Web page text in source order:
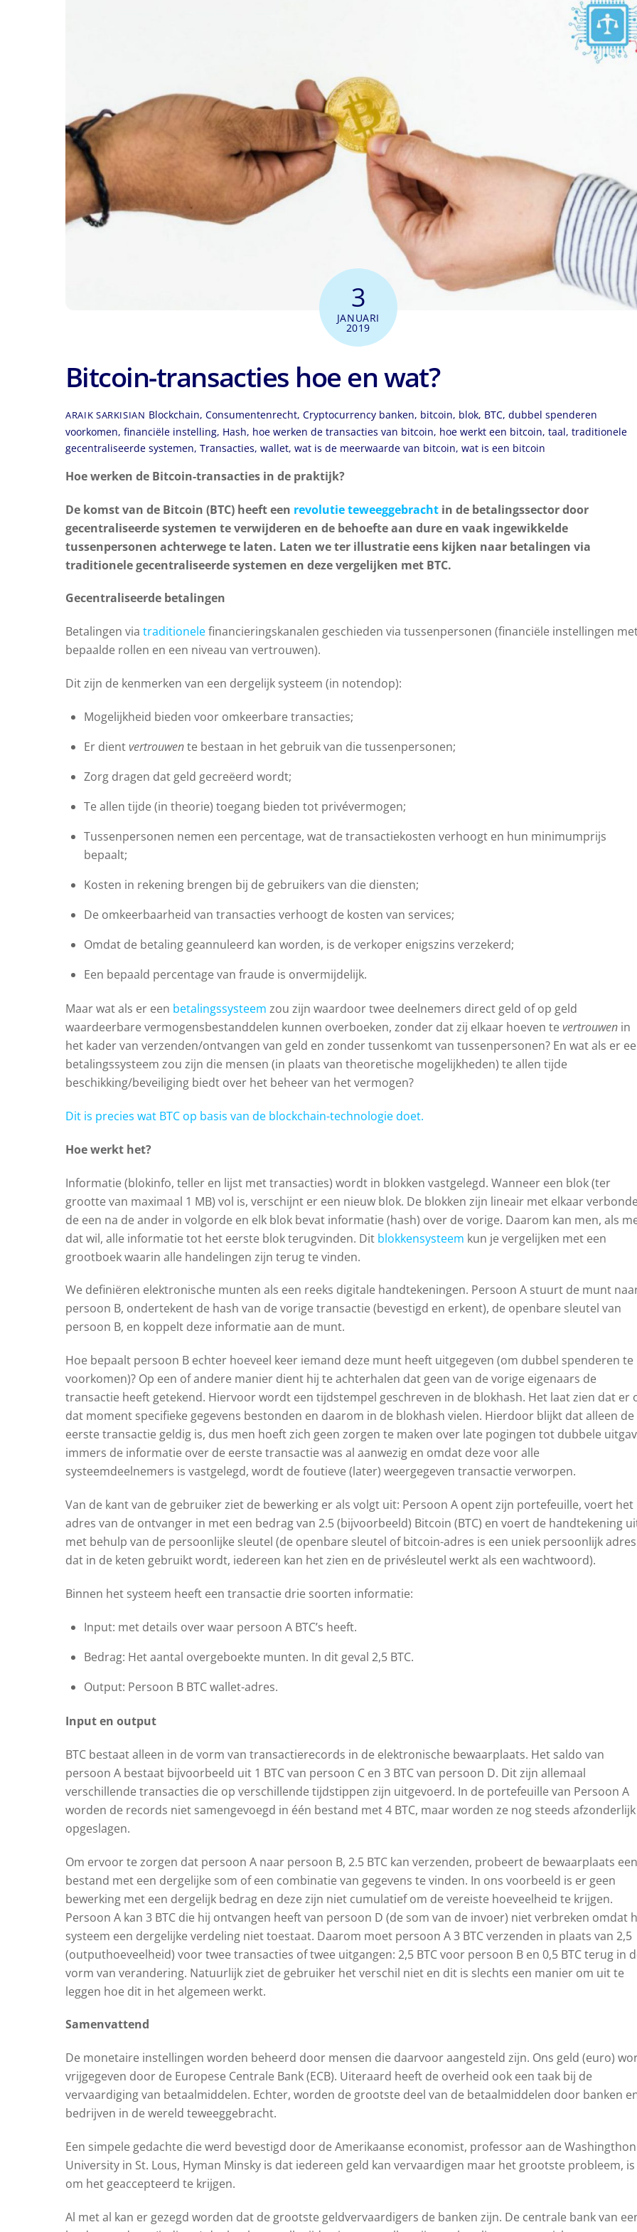
3
JANUARI
2019
Bitcoin-transacties hoe en wat?
ARAIK SARKISIAN Blockchain, Consumentenrecht, Cryptocurrency banken, bitcoin, blok, BTC, dubbel spenderen
voorkomen, financiële instelling, Hash, hoe werken de transacties van bitcoin, hoe werkt een bitcoin, taal, traditionele
gecentraliseerde systemen, Transacties, wallet, wat is de meerwaarde van bitcoin, wat is een bitcoin
Hoe werken de Bitcoin-transacties in de praktijk?
De komst van de Bitcoin (BTC) heeft een revolutie teweeggebracht in de betalingssector door
gecentraliseerde systemen te verwijderen en de behoefte aan dure en vaak ingewikkelde
tussenpersonen achterwege te laten. Laten we ter illustratie eens kijken naar betalingen via
traditionele gecentraliseerde systemen en deze vergelijken met BTC.
Gecentraliseerde betalingen
Betalingen via traditionelefinancieringskanalen geschieden via tussenpersonen (financiële instellingen
bepaalde rollen en een niveau van vertrouwen).
Dit zijn de kenmerken van een dergelijk systeem (in notendop):
Mogelijkheid bieden voor omkeerbare transacties;
Er dientvertrouwente bestaan in het gebruik van die tussenpersonen;
Zorg dragen dat geld gecreëerd wordt;
Te allen tijde (in theorie) toegang bieden tot privévermogen;
Tussenpersonen nemen een percentage, wat de transactiekosten verhoogt en hun minimumprijs
bepaalt;
Kosten in rekening brengen bij de gebruikers van die diensten;
De omkeerbaarheid van transacties verhoogt de kosten van services;
Omdat de betaling geannuleerd kan worden, is de verkoper enigszins verzekerd;
Een bepaald percentage van fraude is onvermijdelijk.
Maar wat als er een betalingssysteem zou zijn waardoor twee deelnemers direct geld of op geld
waardeerbare vermogensbestanddelen kunnen overboeken, zonder dat zij elkaar hoeven tevertrouwen in
het kader van verzenden/ontvangen van geld en zonder tussenkomt van tussenpersonen? En wat als er
betalingssysteem zou zijn die mensen (in plaats van theoretische mogelijkheden) te allen tijde
beschikking/beveiliging biedt over het beheer van het vermogen?
Dit is precies wat BTC op basis van de blockchain-technologie doet.
Hoe werkt het?
Informatie (blokinfo, teller en lijst met transacties) wordt in blokken vastgelegd. Wanneer een blok (ter
grootte van maximaal 1 MB) vol is, verschijnt er een nieuw blok. De blokken zijn lineair met elkaar
de een na de ander in volgorde en elk blok bevat informatie (hash) over de vorige. Daarom kan men, als
dat wil, alle informatie tot het eerste blok terugvinden. Dit blokkensysteem kun je vergelijken met een
grootboek waarin alle handelingen zijn terug te vinden.
We definiëren elektronische munten als een reeks digitale handtekeningen. Persoon A stuurt de munt
persoon B, ondertekent de hash van de vorige transactie (bevestigd en erkent), de openbare sleutel van
persoon B, en koppelt deze informatie aan de munt.
Hoe bepaalt persoon B echter hoeveel keer iemand deze munt heeft uitgegeven (om dubbel spenderen te
voorkomen)? Op een of andere manier dient hij te achterhalen dat geen van de vorige eigenaars de
transactie heeft getekend. Hiervoor wordt een tijdstempel geschreven in de blokhash. Het laat zien dat er
dat moment specifieke gegevens bestonden en daarom in de blokhash vielen. Hierdoor blijkt dat alleen de
eerste transactie geldig is, dus men hoeft zich geen zorgen te maken over late pogingen tot dubbele
immers de informatie over de eerste transactie was al aanwezig en omdat deze voor alle
systeemdeelnemers is vastgelegd, wordt de foutieve (later) weergegeven transactie verworpen.
Van de kant van de gebruiker ziet de bewerking er als volgt uit: Persoon A opent zijn portefeuille, voert het
adres van de ontvanger in met een bedrag van 2.5 (bijvoorbeeld) Bitcoin (BTC) en voert de handtekening
met behulp van de persoonlijke sleutel (de openbare sleutel of bitcoin-adres is een uniek persoonlijk adres
dat in de keten gebruikt wordt, iedereen kan het zien en de privésleutel werkt als een wachtwoord).
Binnen het systeem heeft een transactie drie soorten informatie:
Input: met details over waar persoon A BTC’s heeft.
Bedrag: Het aantal overgeboekte munten. In dit geval 2,5 BTC.
Output: Persoon B BTC wallet-adres.
Input en output
BTC bestaat alleen in de vorm van transactierecords in de elektronische bewaarplaats. Het saldo van
persoon A bestaat bijvoorbeeld uit 1 BTC van persoon C en 3 BTC van persoon D. Dit zijn allemaal
verschillende transacties die op verschillende tijdstippen zijn uitgevoerd. In de portefeuille van Persoon A
worden de records niet samengevoegd in één bestand met 4 BTC, maar worden ze nog steeds afzonderlijk
opgeslagen.
Om ervoor te zorgen dat persoon A naar persoon B, 2.5 BTC kan verzenden, probeert de bewaarplaats een
bestand met een dergelijke som of een combinatie van gegevens te vinden. In ons voorbeeld is er geen
bewerking met een dergelijk bedrag en deze zijn niet cumulatief om de vereiste hoeveelheid te krijgen.
Persoon A kan 3 BTC die hij ontvangen heeft van persoon D (de som van de invoer) niet verbreken omdat
systeem een ​​dergelijke verdeling niet toestaat. Daarom moet persoon A 3 BTC verzenden in plaats van 2,5
(outputhoeveelheid) voor twee transacties of twee uitgangen: 2,5 BTC voor persoon B en 0,5 BTC terug in
vorm van verandering. Natuurlijk ziet de gebruiker het verschil niet en dit is slechts een manier om uit te
leggen hoe dit in het algemeen werkt.
Samenvattend
De monetaire instellingen worden beheerd door mensen die daarvoor aangesteld zijn. Ons geld (euro)
vrijgegeven door de Europese Centrale Bank (ECB). Uiteraard heeft de overheid ook een taak bij de
vervaardiging van betaalmiddelen. Echter, worden de grootste deel van de betaalmiddelen door banken
bedrijven in de wereld teweeggebracht.
Een simpele gedachte die werd bevestigd door de Amerikaanse economist, professor aan de Washingthon
University in St. Lous, Hyman Minsky is dat iedereen geld kan vervaardigen maar het grootste probleem, is
om het geaccepteerd te krijgen.
Al met al kan er gezegd worden dat de grootste geldvervaardigers de banken zijn. De centrale bank van